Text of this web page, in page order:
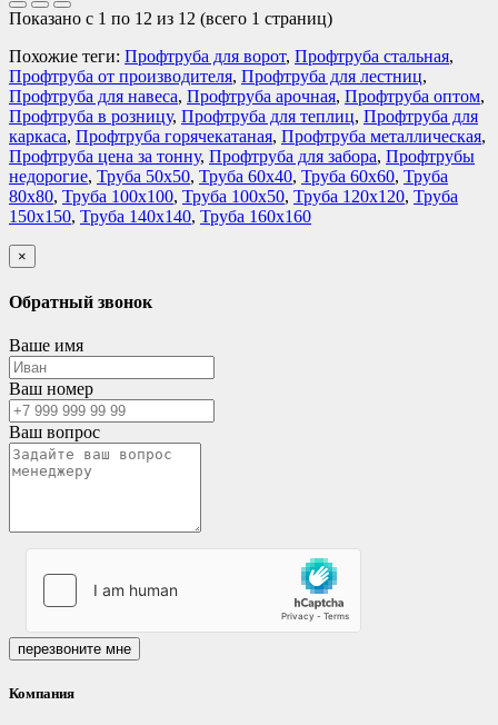
Показано с 1 по 12 из 12 (всего 1 страниц)
Похожие теги: Профтруба для ворот, Профтруба стальная,
Профтруба от производителя, Профтруба для лестниц,
Профтруба для навеса, Профтруба арочная, Профтруба оптом,
Профтруба в розницу, Профтруба для теплиц, Профтруба для
каркаса, Профтруба горячекатаная, Профтруба металлическая,
Профтруба цена за тонну, Профтруба для забора, Профтрубы
недорогие, Труба 50х50, Труба 60х40, Труба 60х60, Труба
80х80, Труба 100х100, Труба 100х50, Труба 120х120, Труба
150х150, Труба 140х140, Труба 160х160
×
Обратный звонок
Ваше имя
Ваш номер
Ваш вопрос
перезвоните мне
Компания